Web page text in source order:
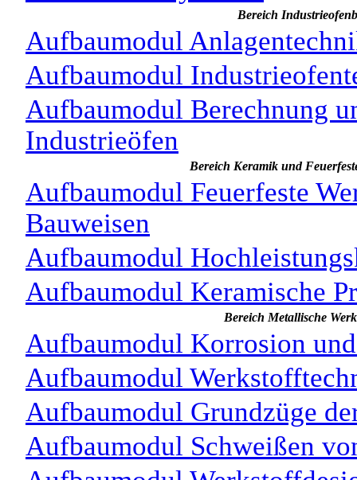
Bereich
Aufbaumodul
Aufbaumodul
Aufbaumodul Berechnung
Industrieöfen
Bereich Keramik und
Aufbaumodul Feuerfeste
Bauweisen
Aufbaumodul
Aufbaumodul Keramische
Bereich Metallische
Aufbaumodul Korrosion
Aufbaumodul
Aufbaumodul Grundzüge
Aufbaumodul Schweißen